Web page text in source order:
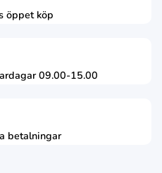
öppet köp
09.00-15.00
betalningar